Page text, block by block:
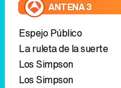
ANTENA 3
Espejo Público
La ruleta de la suerte
Los Simpson
Los Simpson